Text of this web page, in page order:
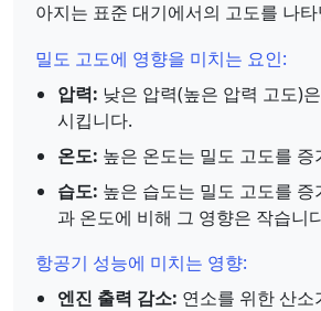
아지는 표준 대기에서의 고도를 나
밀도 고도에 영향을 미치는 요인:
압력: 낮은 압력(높은 압력 고도)
시킵니다.
온도: 높은 온도는 밀도 고도를 증
습도: 높은 습도는 밀도 고도를 증
과 온도에 비해 그 영향은 작습니
항공기 성능에 미치는 영향:
엔진 출력 감소: 연소를 위한 산소